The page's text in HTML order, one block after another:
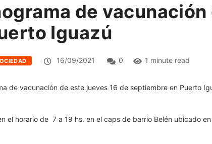
de
Iguazú
16/09/2021 0 1 minute read
el horario de 7 a 19 hs. en el caps de barrio Belén ubicado